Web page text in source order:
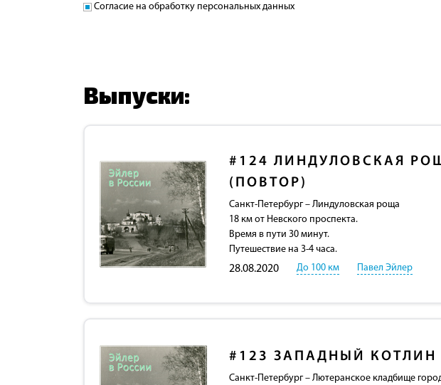
Согласие на обработку персональных данных
Выпуски:
#124 ЛИНДУЛОВСКАЯ
(ПОВТОР)
Санкт-Петербург – Линдуловская роща
18 км от Невского проспекта.
Время в пути 30 минут.
Путешествие на 3-4 часа.
28.08.2020 До 100 км Павел Эйлер
#123 ЗАПАДНЫЙ КОТЛИН
Санкт-Петербург – Лютеранское кладбище